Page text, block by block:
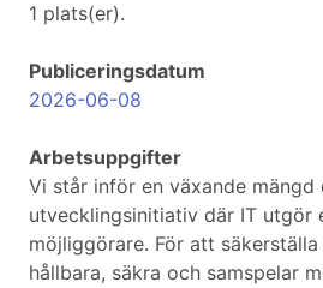
1 plats(er).
Publiceringsdatum
2026-06-08
Arbetsuppgifter
Vi står inför en växande mängd
utvecklingsinitiativ där IT utgör
möjliggörare. För att
hållbara, säkra och samspelar